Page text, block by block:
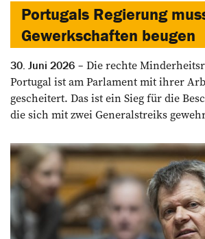
Portugals Regierung
Gewerkschaften beugen
30. Juni 2026
Die rechte
Portugal ist am Parlament mit ihrer
gescheitert. Das ist ein Sieg für die
die sich mit zwei Generalstreiks